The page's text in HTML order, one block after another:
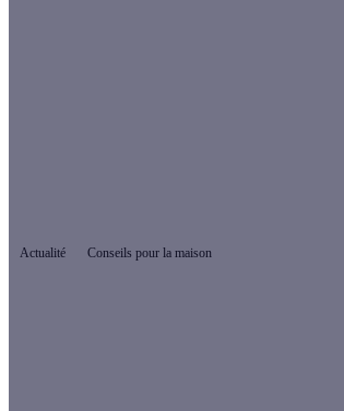
Actualité Conseils pour la maison